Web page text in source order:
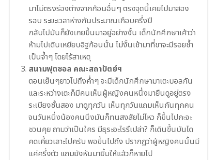
มาไม่ตรงร่องต่างจากก้อนอื่นๆ ตรงจุดนี้เคยไปมาสอง
รอบ ระยะเวลาห่างกันประมาณเกือบครึ่งปี
กลับไปมันก็ยังเกยขึ้นมาอยู่อย่างงั้น เด็กนักศึกษาเค้าว่า
ห้ามไปเดินเหยียบอิฐก้อนนั้น ไม่งั้นเช้ามาที่ขาจะมีรอยช้ำ
เป็นจ้ำๆ โดยไร้สาเหตุ
สนามฟุตซอล คณะสถาปัตย์ฯ
ตอนเย็นๆยาวไปถึงค่ำๆ จะมีเด็กนักศึกษามาเตะบอลกัน
และระหว่างเตะก็มีคนเห็นผู้หญิงคนหนึ่งมายืนดูอยู่ตรง
ระเบียงชั้นสอง มาดูทุกวัน เห็นทุกวันแถมเห็นกันทุกคน
จนวันหนึ่งน้องคนนึงมันก็ทนสงสัยไม่ไหว ก็ขึ้นไปกะจะ
ชวนคุย ถามว่าเป็นใคร มีธุระอะไรรึเปล่า? ก็เดินขึ้นบันได
คดเคี้ยวเลาะไปครับ พอขึ้นไปถึง ปรากฏว่าผู้หญิงคนนั้นมี
แค่ครึ่งตัว แถมยังหันมายิ้มให้แล้วก็หายไป